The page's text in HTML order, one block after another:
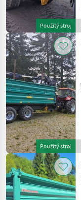
Voziky
Sklapacie
Vozidlo
Oehler
VYBRAT
KATEGORII
Oehler
Fliegl
Brantner
Pronar
Pühringer
Použitý stroj
Použitý stroj